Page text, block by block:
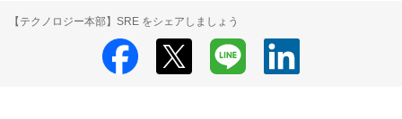
【テクノロジー本部】SRE をシェアしましょう